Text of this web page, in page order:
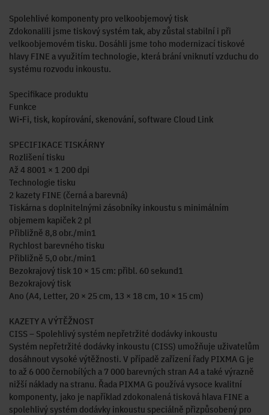
Spolehlivé komponenty pro velkoobjemový tisk
Zdokonalili jsme tiskový systém tak, aby zůstal stabilní i při
velkoobjemovém tisku. Dosáhli jsme toho modernizací tiskové
hlavy FINE a využitím technologie, která brání vniknutí vzduchu do
systému rozvodu inkoustu.
Specifikace produktu
Funkce
Wi-Fi, tisk, kopírování, skenování, software Cloud Link
SPECIFIKACE TISKÁRNY
Rozlišení tisku
Až 4 8001 × 1 200 dpi
Technologie tisku
2 kazety FINE (černá a barevná)
Tiskárna s doplnitelnými zásobníky inkoustu s minimálním
objemem kapiček 2 pl
Přibližně 8,8 obr./min1
Rychlost barevného tisku
Přibližně 5,0 obr./min1
Bezokrajový tisk 10 × 15 cm: přibl. 60 sekund1
Bezokrajový tisk
Ano (A4, Letter, 20 × 25 cm, 13 × 18 cm, 10 × 15 cm)
KAZETY A VÝTĚŽNOST
CISS – Spolehlivý systém nepřetržité dodávky inkoustu
Systém nepřetržité dodávky inkoustu (CISS) umožňuje uživatelům
dosáhnout vysoké výtěžnosti. V případě zařízení řady PIXMA G je
to až 6 000 černobílých a 7 000 barevných stran A4 a také výrazně
nižší náklady na stranu. Řada PIXMA G používá vysoce kvalitní
komponenty, jako je například zdokonalená tisková hlava FINE a
spolehlivý systém dodávky inkoustu speciálně přizpůsobený pro